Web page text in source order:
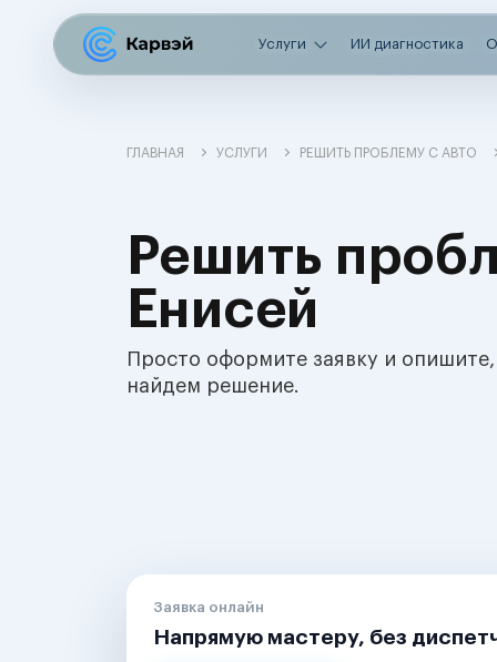
Услуги ИИ диагностика
ГЛАВНАЯ УСЛУГИ РЕШИТЬ ПРОБЛЕМУ С АВТО
Решить
Енисей
Просто оформите заявку и
найдем решение.
Заявка онлайн
Напрямую мастеру, без